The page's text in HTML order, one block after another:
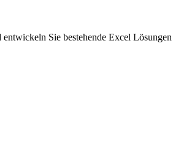
Sie bestehende Excel Lösungen